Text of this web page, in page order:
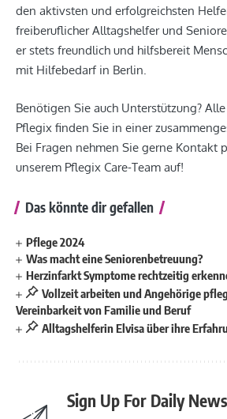
den aktivsten und erfolgreichsten
freiberuflicher Alltagshelfer und
er stets freundlich und hilfsbereit
mit Hilfebedarf in Berlin.
Benötigen Sie auch Unterstützung? Alle
Pflegix finden Sie in einer
Bei Fragen nehmen Sie gerne Kontakt
unserem Pflegix Care-Team auf!
Das könnte dir gefallen
Pflege 2024
Was macht eine Seniorenbetreuung?
Herzinfarkt Symptome rechtzeitig
Vollzeit arbeiten und Angehörige
Vereinbarkeit von Familie und Beruf
Alltagshelferin Elvisa über ihre
Sign Up For Daily